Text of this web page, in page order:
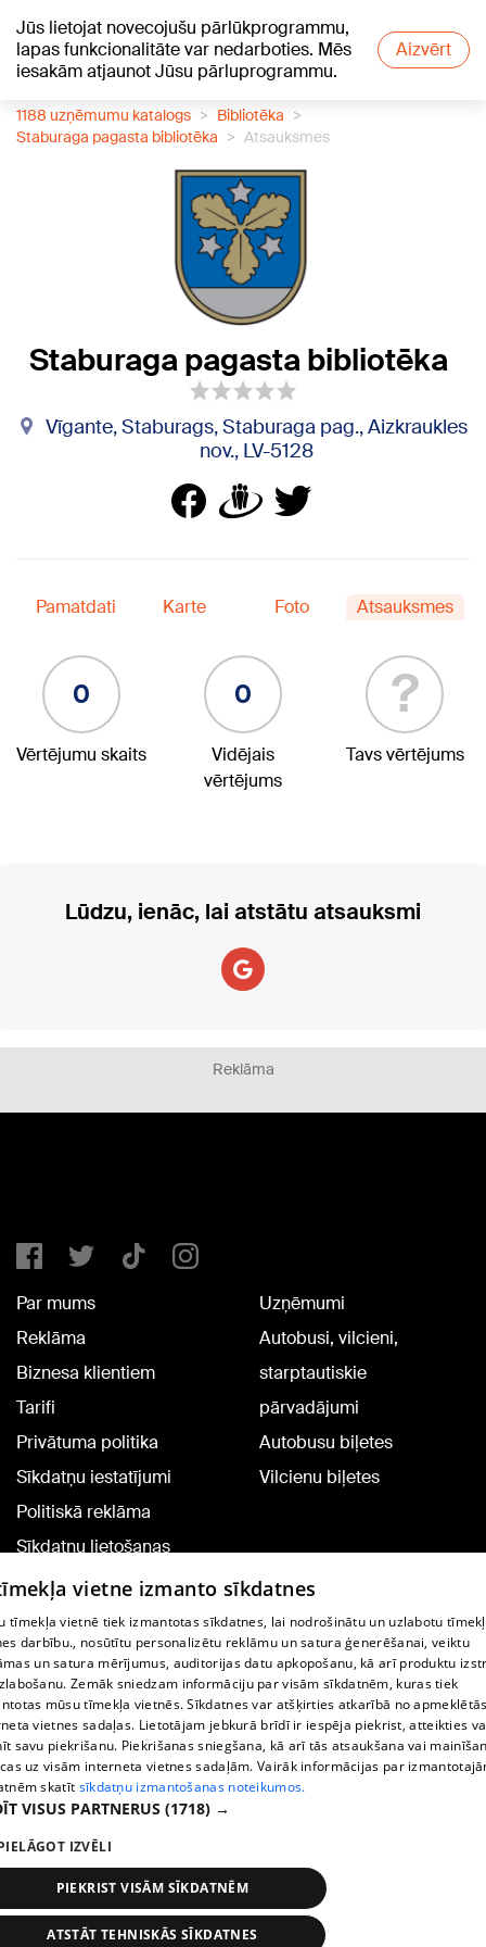
Jūs lietojat novecojušu pārlūkprogrammu,
lapas funkcionalitāte var nedarboties. Mēs
iesakām atjaunot Jūsu pārluprogrammu.
Aizvērt
+18°C
1188 uzņēmumu katalogs
Bibliotēka
Staburaga pagasta bibliotēka
Atsauksmes
Staburaga pagasta bibliotēka
Vīgante, Staburags, Staburaga pag., Aizkraukles
nov., LV-5128
Pamatdati Karte Foto Atsauksmes
0
Vērtējumu skaits
0
Vidējais
vērtējums
?
Tavs vērtējums
Lūdzu, ienāc, lai atstātu atsauksmi
Reklāma
Par mums
Reklāma
Biznesa klientiem
Tarifi
Privātuma politika
Sīkdatņu iestatījumi
Politiskā reklāma
Sīkdatņu lietošanas
noteikumi
Komentāru pievienošana
Uzņēmumi
Autobusi, vilcieni,
starptautiskie
pārvadājumi
Autobusu biļetes
Vilcienu biļetes
TV programma
Līguma noteikumi
360 Ziņu kontakti
Helio Media
Portāla palīdzības dienests: e-pasts -
All rights reserved.
vietne izmanto sīkdatnes
tīmekļa vietnē tiek izmantotas sīkdatnes, lai nodrošinātu un uzlabotu
darbību., nosūtītu personalizētu reklāmu un satura ģenerēšanai, veiktu
un satura mērījumus, auditorijas datu apkopošanu, kā arī produktu
Zemāk sniedzam informāciju par visām sīkdatnēm, kuras tiek
mūsu tīmekļa vietnēs. Sīkdatnes var atšķirties atkarībā no
vietnes sadaļas. Lietotājam jebkurā brīdī ir iespēja piekrist, atteikties
savu piekrišanu. Piekrišanas sniegšana, kā arī tās atsaukšana vai
uz visām interneta vietnes sadaļām. Vairāk informācijas par
skatīt sīkdatņu izmantošanas noteikumos.
VISUS PARTNERUS (1718) →
IZVĒLI
PIEKRIST VISĀM SĪKDATNĒM
ATSTĀT TEHNISKĀS SĪKDATNES